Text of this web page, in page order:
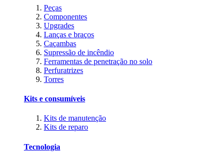
Peças
Componentes
Upgrades
Lanças e braços
Caçambas
Supressão de incêndio
Ferramentas de penetração no solo
Perfuratrizes
Torres
Kits e consumíveis
Kits de manutenção
Kits de reparo
Tecnologia